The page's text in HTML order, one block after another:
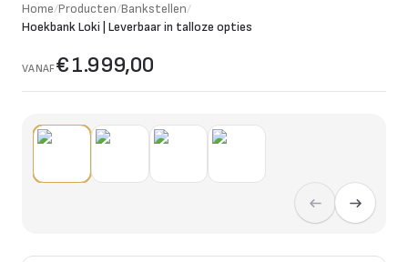
Home/Producten/Bankstellen/
Hoekbank Loki | Leverbaar in talloze opties
VANAF€ 1.999,00